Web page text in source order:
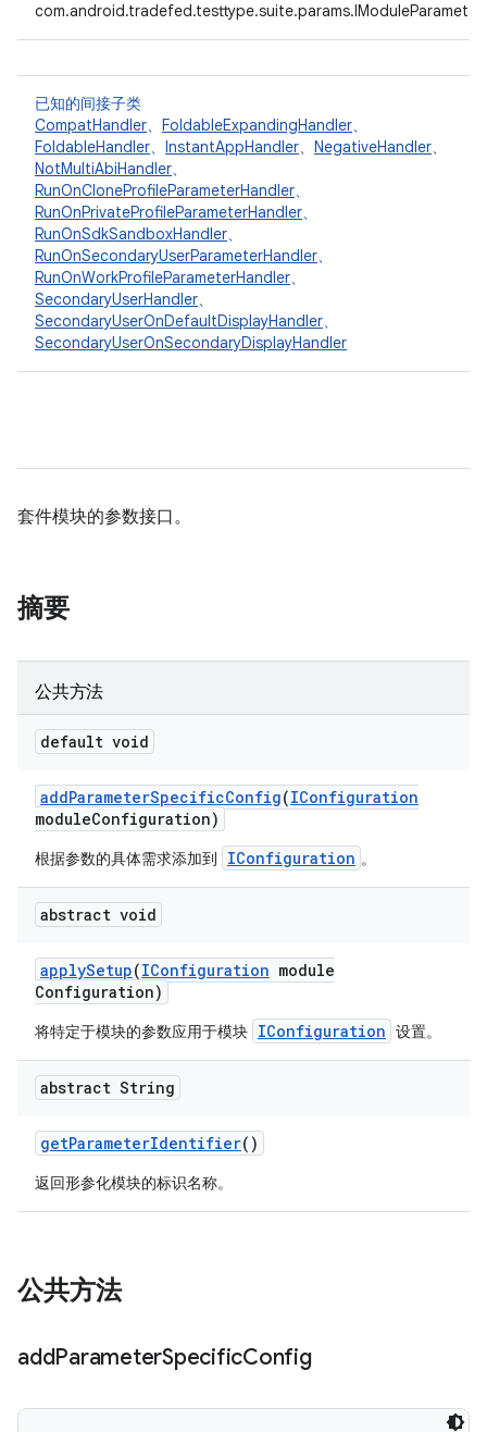
已知的间接子类
CompatHandler、 FoldableExpandingHandler、
FoldableHandler、 InstantAppHandler、 NegativeHandler、
NotMultiAbiHandler、
RunOnCloneProfileParameterHandler、
RunOnPrivateProfileParameterHandler、
RunOnSdkSandboxHandler、
RunOnSecondaryUserParameterHandler、
RunOnWorkProfileParameterHandler、
SecondaryUserHandler、
SecondaryUserOnDefaultDisplayHandler、
SecondaryUserOnSecondaryDisplayHandler
套件模块的参数接口。
摘要
公共方法
default void
addParameterSpecificConfig(IConfiguration
moduleConfiguration)
根据参数的具体需求添加到 IConfiguration 。
abstract void
applySetup(IConfiguration module
Configuration)
将特定于模块的参数应用于模块 IConfiguration 设置。
abstract String
getParameterIdentifier()
返回形参化模块的标识名称。
公共方法
addParameterSpecificConfig